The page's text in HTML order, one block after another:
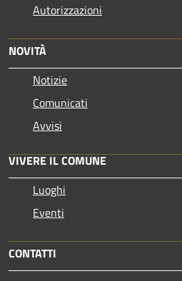
Autorizzazioni
NOVITÀ
Notizie
Comunicati
Avvisi
VIVERE IL COMUNE
Luoghi
Eventi
CONTATTI